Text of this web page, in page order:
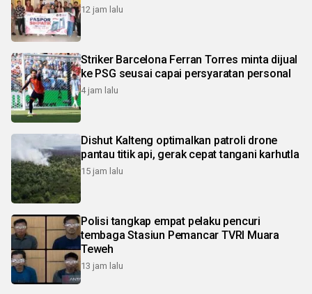
12 jam lalu
Striker Barcelona Ferran Torres minta dijual
ke PSG seusai capai persyaratan personal
4 jam lalu
Dishut Kalteng optimalkan patroli drone
pantau titik api, gerak cepat tangani karhutla
15 jam lalu
Polisi tangkap empat pelaku pencuri
tembaga Stasiun Pemancar TVRI Muara
Teweh
13 jam lalu